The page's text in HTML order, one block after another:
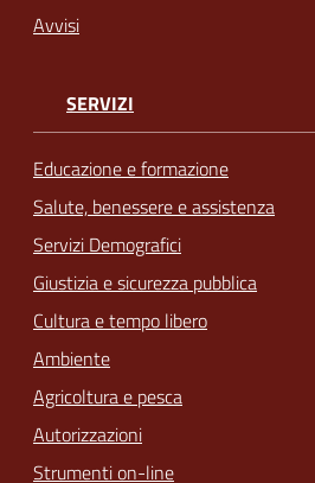
Avvisi
SERVIZI
Educazione e formazione
Salute, benessere e assistenza
Servizi Demografici
Giustizia e sicurezza pubblica
Cultura e tempo libero
Ambiente
Agricoltura e pesca
Autorizzazioni
Strumenti on-line